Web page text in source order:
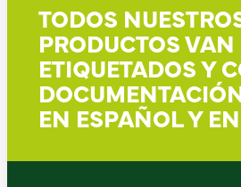
TODOS
PRODUCTOS VAN
ETIQUETADOS Y
EN ESPAÑOL Y